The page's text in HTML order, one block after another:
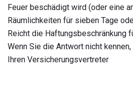
Feuer beschädigt wird (oder eine
Räumlichkeiten für sieben Tage
Reicht die Haftungsbeschränkung
Wenn Sie die Antwort nicht
Ihren Versicherungsvertreter